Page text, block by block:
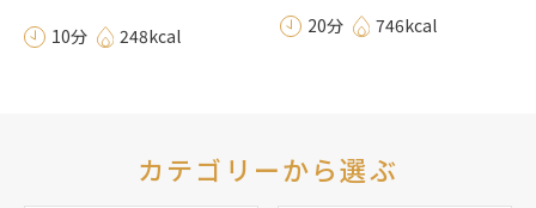
10分 248kcal 20分 746kcal
カテゴリーから選ぶ